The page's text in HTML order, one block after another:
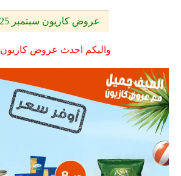
عروض كازيون سبتمبر 2025
واليكم احدث عروض كازيون 2025